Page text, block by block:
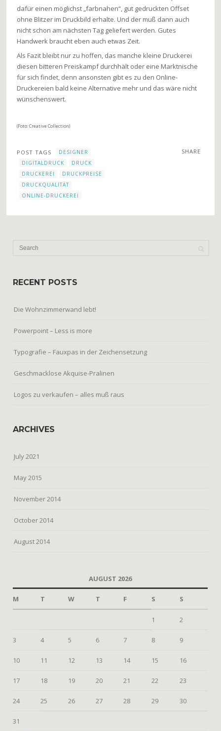
dafür einen möglichst „farbnahen“, gut gedruckten Offset
ohne Blitzer im Druckbild erhalte. Und der muß dann auch
nicht schon am nächsten Tag geliefert werden. Gutes
Handwerk braucht eben auch etwas Zeit.
Als Fazit bleibt nur zu hoffen, das manche kleine Druckerei
diesen bitteren Preiskampf durchhält oder eine Marktnische
für sich findet, denn ansonsten gibt es zu den Online-
Druckereien bald keine Alternative mehr und das wäre nicht
wünschenswert.
(Foto: Creative Collection)
SHARE
POST TAGS
DESIGNER
DIGITALDRUCK
DRUCK
DRUCKEREI
DRUCKPREISE
DRUCKQUALITÄT
ONLINE-DRUCKEREI
RECENT POSTS
Die Wohnzimmerwand lebt!
Powerpoint – Less is more
Typografie – Fauxpas in der Zeichensetzung
Geschmacklose Akquise-Pralinen
Logos zu verkaufen – alles muß raus
ARCHIVES
July 2021
May 2015
November 2014
October 2014
August 2014
AUGUST 2026
M T W T F S S
1 2
3 4 5 6 7 8 9
10 11 12 13 14 15 16
17 18 19 20 21 22 23
24 25 26 27 28 29 30
31